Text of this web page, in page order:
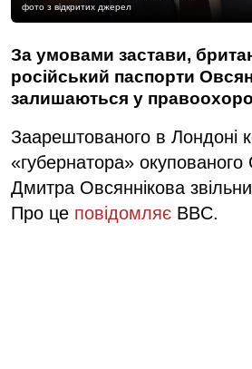
фото з відкритих джерел
За умовами застави,
російський паспорти
залишаються у
Заарештованого в Лондоні
«губернатора»
Дмитра Овсяннікова
Про це повідомляє BBC.